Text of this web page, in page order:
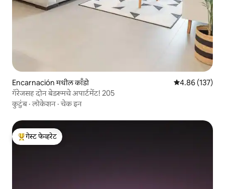
Encarnación मधील काँडो 5 पैकी 4.86
4.86 (137)
गॅरेजसह दोन बेडरूमचे अपार्टमेंट! 205
कुटुंब·लोकेशन ·चेक इन
टॉप गेस्ट फेव्हरेट
गेस्ट फेव्हरेट